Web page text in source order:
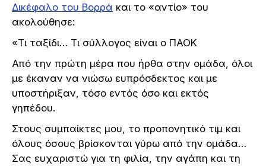
Δικέφαλο του Βορρά και το «αντίο» του
ακολούθησε:
«Τι ταξίδι… Τι σύλλογος είναι ο ΠΑΟΚ
Από την πρώτη μέρα που ήρθα στην ομάδα, όλοι
με έκαναν να νιώσω ευπρόσδεκτος και με
υποστήριξαν, τόσο εντός όσο και εκτός
γηπέδου.
Στους συμπαίκτες μου, το προπονητικό τιμ και
όλους όσους βρίσκονται γύρω από την ομάδα…
Σας ευχαριστώ για τη φιλία, την αγάπη και τη